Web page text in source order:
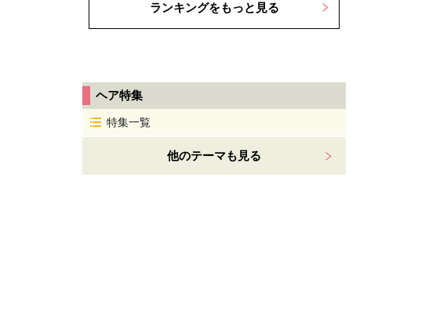
ランキングをもっと見る
ヘア特集
特集一覧
他のテーマも見る